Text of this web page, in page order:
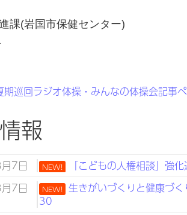
課(岩国市保健センター)
期巡回ラジオ体操・みんなの体操会記事
報
7日 NEW!
「こどもの人権相談」強
7日
NEW! 生きがいづくりと健康づ
30